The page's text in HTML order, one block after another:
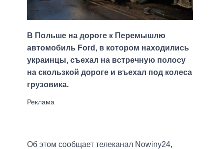
В Польше на дороге к Перемышлю
автомобиль Ford, в котором находились
украинцы, съехал на встречную полосу
на скользкой дороге и въехал под колеса
грузовика.
Об этом сообщает телеканал Nowiny24,